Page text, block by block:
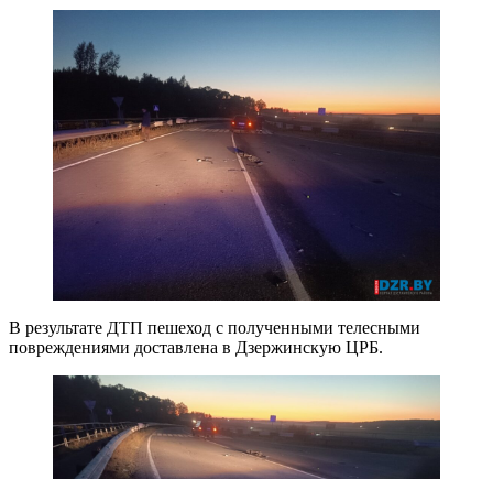
В результате ДТП пешеход с полученными телесными
повреждениями доставлена в Дзержинскую ЦРБ.